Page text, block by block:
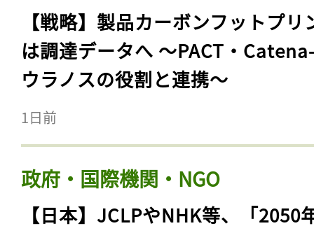
【戦略】製品カーボンフットプリ
は調達データへ 〜PACT・
ウラノスの役割と連携〜
1日前
政府・国際機関・NGO
【日本】JCLPやNHK等、「2050